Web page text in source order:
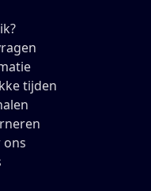
tijden
ons